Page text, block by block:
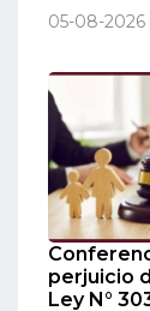
05-08-2026
perjuicio
Ley N°